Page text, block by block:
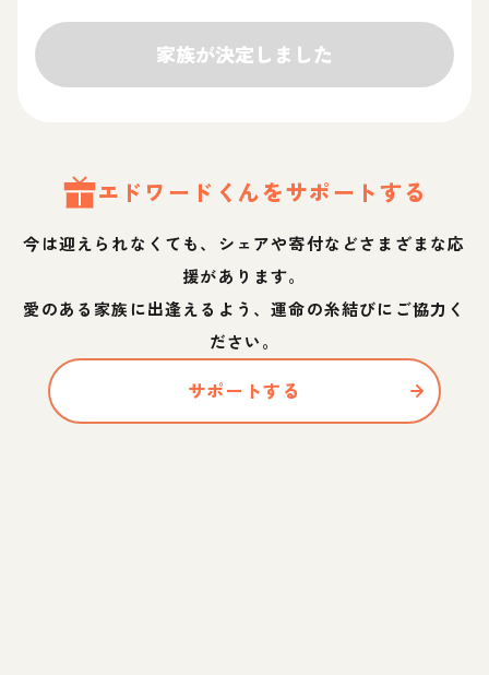
家族が決定しました
エドワード くんをサポートする
今は迎えられなくても、シェアや寄付などさまざまな応
援があります。
愛のある家族に出逢えるよう、運命の糸結びにご協力く
ださい。
サポートする